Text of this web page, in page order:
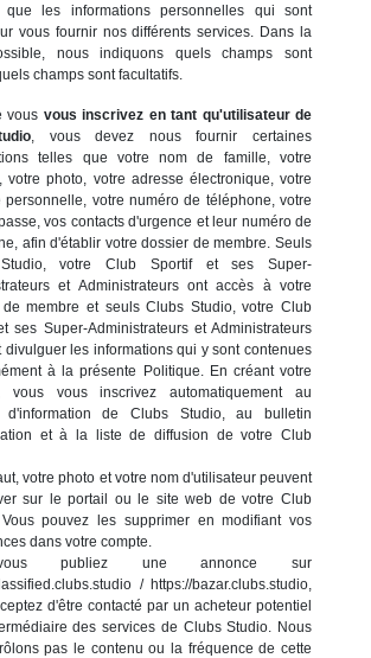
que les informations personnelles qui sont
vous fournir nos différents services. Dans la
nous indiquons quels champs sont
champs sont facultatifs.
vous vous inscrivez en tant qu'utilisateur de
, vous devez nous fournir certaines
telles que votre nom de famille, votre
votre photo, votre adresse électronique, votre
personnelle, votre numéro de téléphone, votre
vos contacts d'urgence et leur numéro de
afin d'établir votre dossier de membre. Seuls
votre Club Sportif et ses Super-
et Administrateurs ont accès à votre
membre et seuls Clubs Studio, votre Club
ses Super-Administrateurs et Administrateurs
divulguer les informations qui y sont contenues
à la présente Politique. En créant votre
vous vous inscrivez automatiquement au
d'information de Clubs Studio, au bulletin
et à la liste de diffusion de votre Club
votre photo et votre nom d'utilisateur peuvent
sur le portail ou le site web de votre Club
pouvez les supprimer en modifiant vos
dans votre compte.
publiez une annonce sur
/ https://bazar.clubs.studio,
d'être contacté par un acheteur potentiel
des services de Clubs Studio. Nous
pas le contenu ou la fréquence de cette